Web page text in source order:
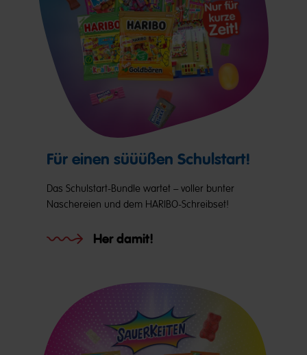
Für einen süüüßen Schulstart!
Das Schulstart-Bundle wartet – voller bunter
Naschereien und dem HARIBO-Schreibset!
Her damit!